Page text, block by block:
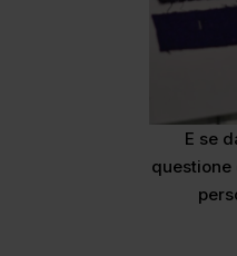
E se
questione